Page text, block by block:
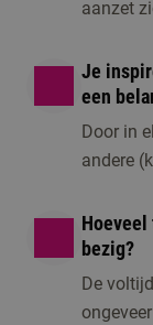
aanzet
Je
een
Door in
andere
bezig?
De